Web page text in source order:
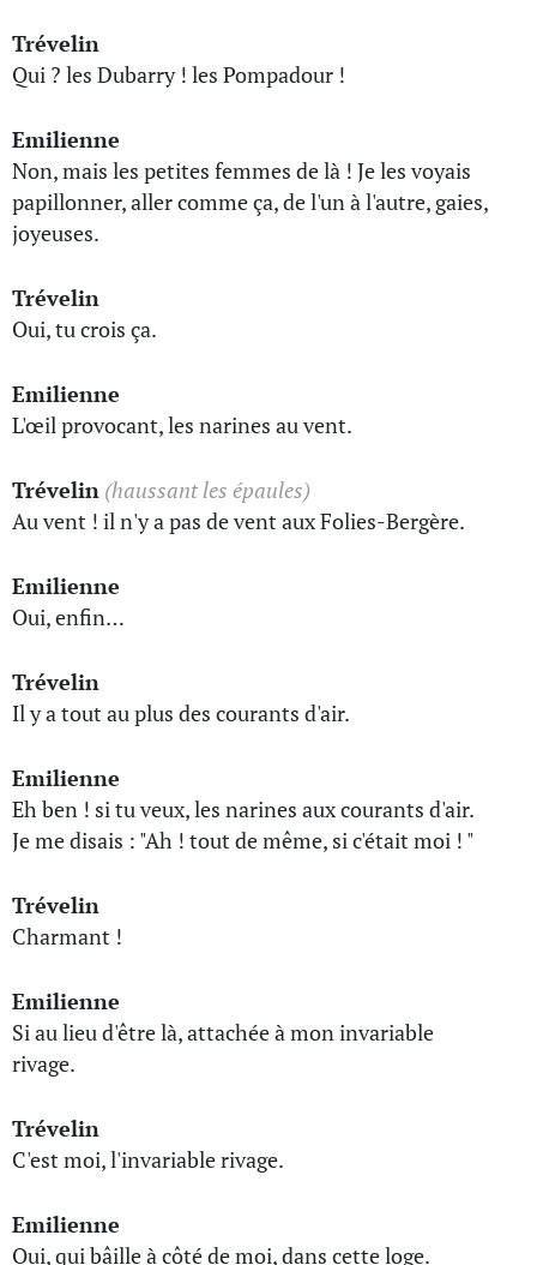
Trévelin
Qui ? les Dubarry ! les Pompadour !
Emilienne
Non, mais les petites femmes de là ! Je les voyais
papillonner, aller comme ça, de l'un à l'autre, gaies,
joyeuses.
Trévelin
Oui, tu crois ça.
Emilienne
L'œil provocant, les narines au vent.
Trévelin (haussant les épaules)
Au vent ! il n'y a pas de vent aux Folies-Bergère.
Emilienne
Oui, enfin…
Trévelin
Il y a tout au plus des courants d'air.
Emilienne
Eh ben ! si tu veux, les narines aux courants d'air.
Je me disais : "Ah ! tout de même, si c'était moi ! "
Trévelin
Charmant !
Emilienne
Si au lieu d'être là, attachée à mon invariable
rivage.
Trévelin
C'est moi, l'invariable rivage.
Emilienne
Oui, qui bâille à côté de moi, dans cette loge.